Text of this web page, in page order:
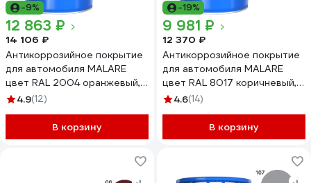
-9%
12 863 ₽
14 106 ₽
Антикоррозийное покрытие
для автомобиля MALARE
цвет RAL 2004 оранжевый,
матовая, 20 кг
4.9(12)
В корзину
-19%
9 981 ₽
12 370 ₽
Антикоррозийное покрытие
для автомобиля MALARE
цвет RAL 8017 коричневый,
матовая, 20 кг
4.6(14)
В корзину